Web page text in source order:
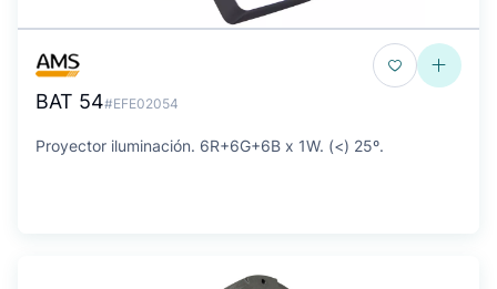
BAT 54#EFE02054
Proyector iluminación. 6R+6G+6B x 1W. (<) 25º.